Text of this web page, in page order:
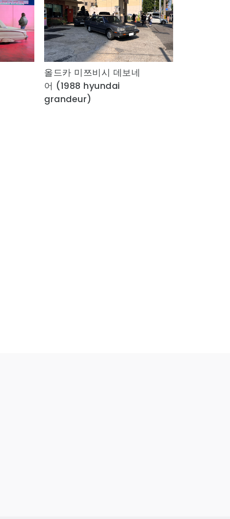
Quick View
올드카 미쯔비시 데보네
어 (1988 hyundai
grandeur)